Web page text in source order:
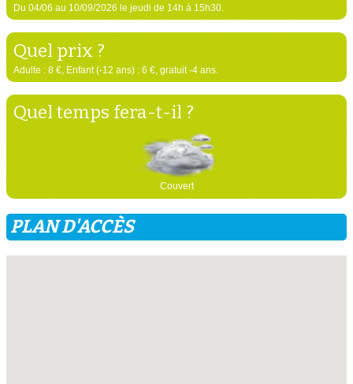
Du 04/06 au 10/09/2026 le jeudi de 14h à 15h30.
Quel prix ?
Adulte : 8 €, Enfant (-12 ans) : 6 €, gratuit -4 ans.
Quel temps fera-t-il ?
Couvert
PLAN D'ACCÈS